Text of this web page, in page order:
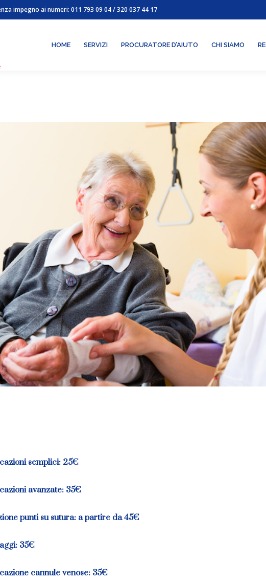
impegno ai numeri: 011 793 09 04/320 037 44 17
HOME SERVIZI PROCURATORE D’AIUTO CHI SIAMO
semplici: 25€
avanzate: 35€
punti su sutura: a partire da 45€
35€
cannule venose: 35€